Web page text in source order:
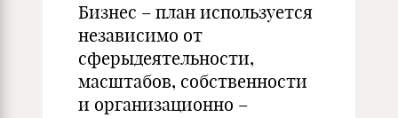
Бизнес – план используется
независимо от
сферыдеятельности,
масштабов, собственности
и организационно –